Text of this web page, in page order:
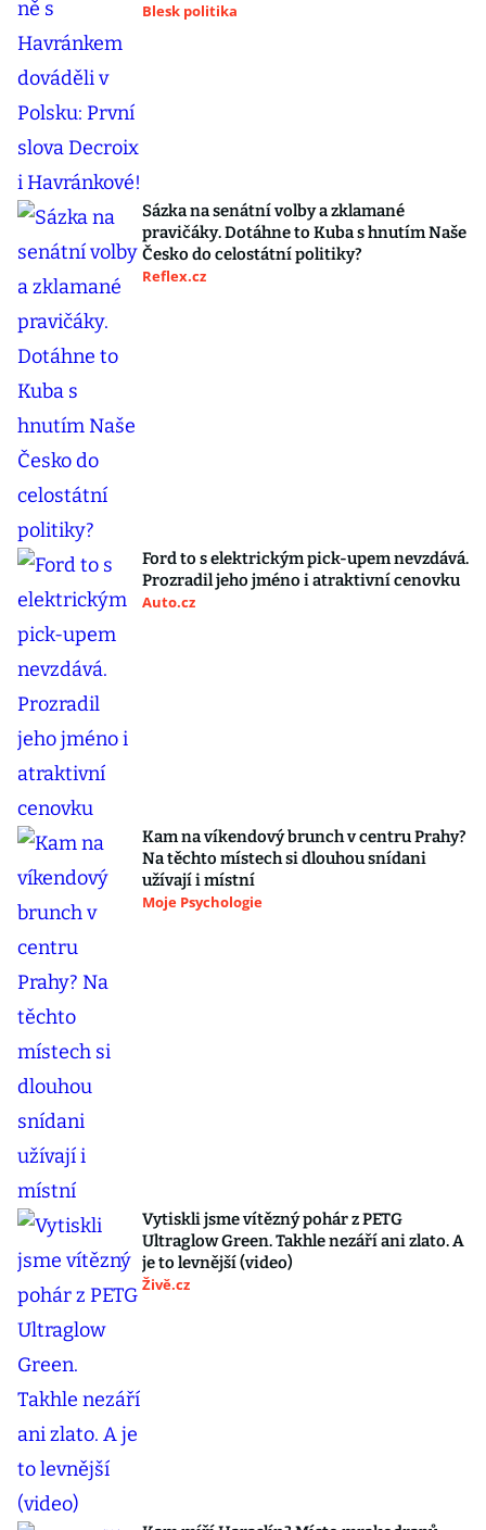
Blesk politika
Sázka na senátní volby a zklamané
pravičáky. Dotáhne to Kuba s hnutím Naše
Česko do celostátní politiky?
Reflex.cz
Ford to s elektrickým pick-upem nevzdává.
Prozradil jeho jméno i atraktivní cenovku
Auto.cz
Kam na víkendový brunch v centru Prahy?
Na těchto místech si dlouhou snídani
užívají i místní
Moje Psychologie
Vytiskli jsme vítězný pohár z PETG
Ultraglow Green. Takhle nezáří ani zlato. A
je to levnější (video)
Živě.cz